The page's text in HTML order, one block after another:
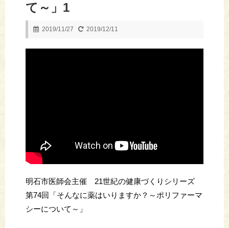
て～」1
2019/11/27 2019/12/11
明石市医師会主催 21世紀の健康づくりシリーズ
第74回「そんなに薬はいりますか？～ポリファーマ
シーについて～」